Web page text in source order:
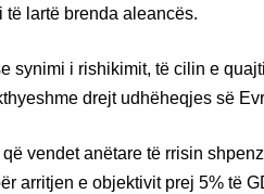
të lartë brenda aleancës.
synimi i rishikimit, të cilin e
drejt udhëheqjes së
vendet anëtare të rrisin
arritjen e objektivit prej 5% të